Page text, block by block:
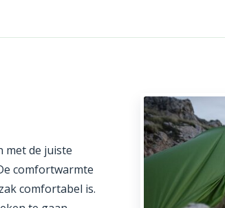
met de juiste
comfortwarmte
comfortabel is.